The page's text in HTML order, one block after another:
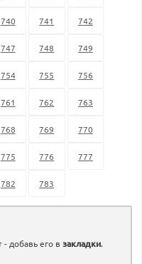
740 741 742
747 748 749
754 755 756
761 762 763
768 769 770
775 776 777
782 783
добавь его в закладки.